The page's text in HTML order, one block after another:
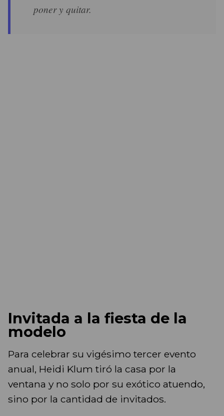
poner y quitar.
Invitada a la fiesta de la
modelo
Para celebrar su vigésimo tercer evento
anual, Heidi Klum tiró la casa por la
ventana y no solo por su exótico atuendo,
sino por la cantidad de invitados.